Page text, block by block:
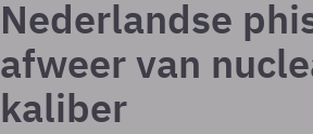
Nederlandse
afweer van
kaliber